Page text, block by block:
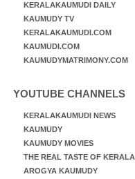
KERALAKAUMUDI DAILY
KAUMUDY TV
KERALAKAUMUDI.COM
KAUMUDI.COM
KAUMUDYMATRIMONY.COM
YOUTUBE CHANNELS
KERALAKAUMUDI NEWS
KAUMUDY
KAUMUDY MOVIES
THE REAL TASTE OF KERALA
AROGYA KAUMUDY